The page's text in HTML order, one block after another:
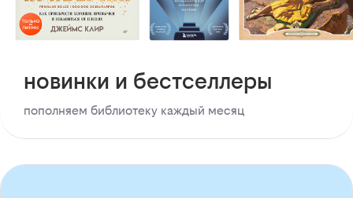
новинки и бестселлеры
пополняем библиотеку каждый месяц